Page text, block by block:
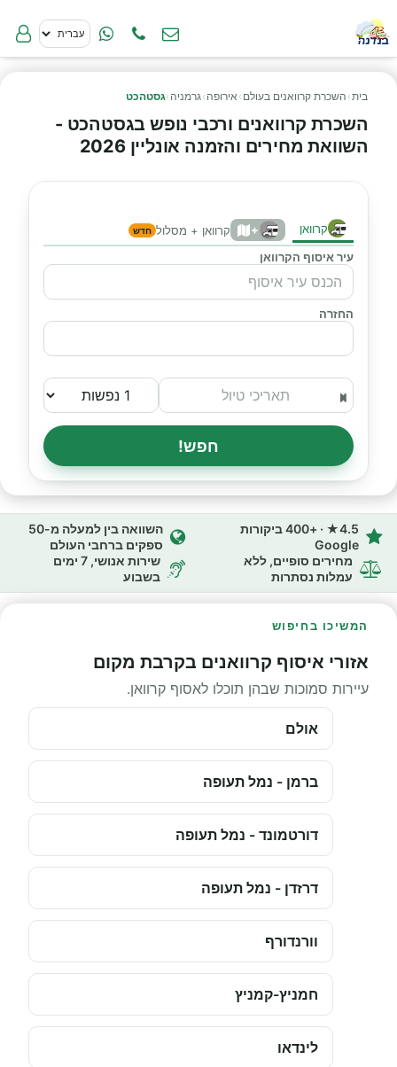
בית› השכרת קרוואנים בעולם › אירופה ›גרמניה ›גסטהכט
השכרת קרוואנים ורכבי נופש בגסטהכט -
השוואת מחירים והזמנה אונליין 2026
קרוואן + קרוואן + מסלול חדש
עיר איסוף הקרוואן
החזרה
חפש!
4.5★ · +400 ביקורות
Google
השוואה בין למעלה מ-50
ספקים ברחבי העולם
מחירים סופיים, ללא
עמלות נסתרות
שירות אנושי, 7 ימים
בשבוע
המשיכו בחיפוש
אזורי איסוף קרוואנים בקרבת מקום
עיירות סמוכות שבהן תוכלו לאסוף קרוואן.
אולם
ברמן - נמל תעופה
דורטמונד - נמל תעופה
דרזדן - נמל תעופה
וורנדורף
חמניץ-קמניץ
לינדאו